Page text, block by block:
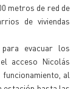
metros de red de
de viviendas
evacuar los
acceso Nicolás
al